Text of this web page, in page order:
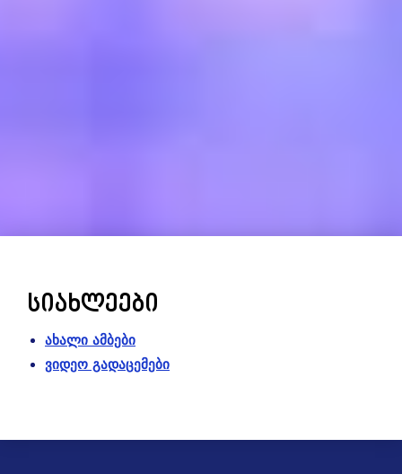
სიახლეები
ახალი ამბები
ვიდეო გადაცემები